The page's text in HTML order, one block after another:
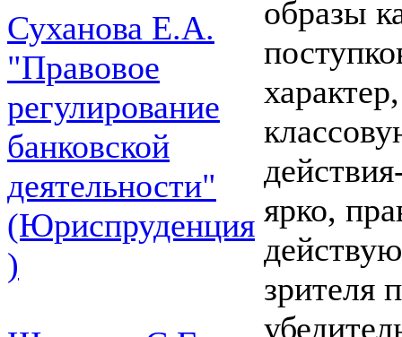
Суханова Е.А.
"Правовое
регулирование
банковской
деятельности"
(Юриспруденция
)
образы
ярко,
зрителя